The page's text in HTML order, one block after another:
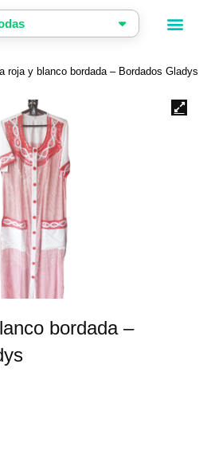
roja y blanco bordada – Bordados Gladys
bordada –